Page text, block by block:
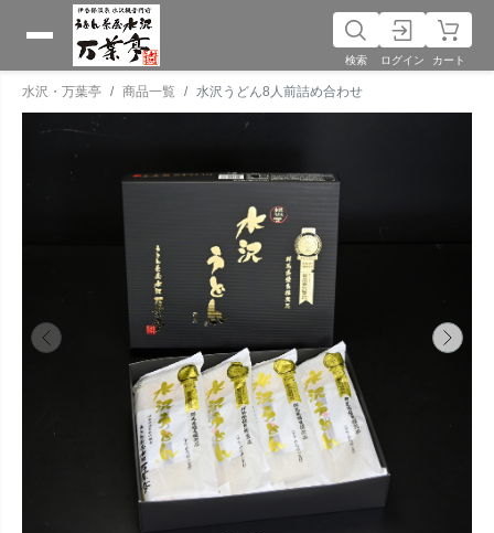
検索 ログイン カート
水沢・万葉亭 商品一覧 水沢うどん8人前詰め合わせ